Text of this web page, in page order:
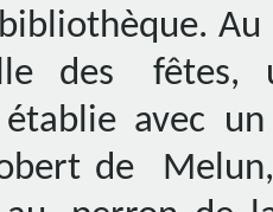
des fêtes,
établie avec
de Melun,